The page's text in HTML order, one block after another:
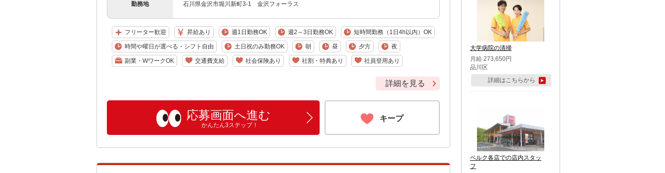
勤務地 石川県金沢市堀川新町3-1 金沢フォーラス
フリーター歓迎 昇給あり 週1日勤務OK 週2～3日勤務OK 短時間勤務（1日4h以内）OK
時間や曜日が選べる・シフト自由 土日祝のみ勤務OK 朝 昼 夕方 夜
副業・WワークOK 交通費支給 社会保険あり 社割・特典あり 社員登用あり
詳細を見る
応募画面へ進む
かんたん3ステップ！
キープ
大学病院の清掃
月給 273,650円
品川区
詳細はこちらから
ベルク各店での店内スタッ
フ